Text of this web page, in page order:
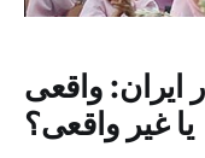
واقعی
یا غیر واقعی؟